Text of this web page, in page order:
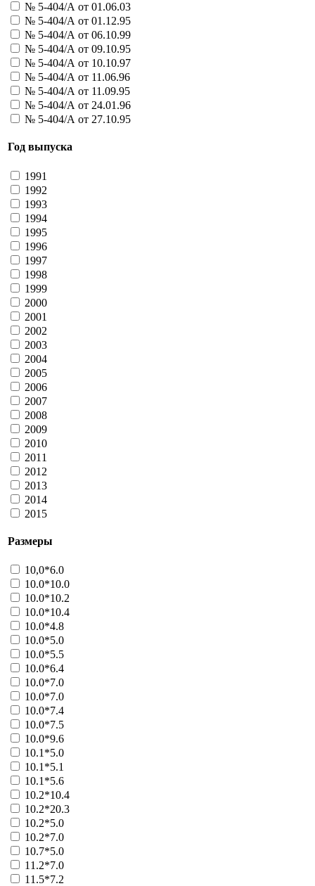
41093 - Монета (золото)
41094 - Монета (бронза)
41096 - Монета (серебро)
41121 - Марка
41133 - Русская рулетка
Больше
Российские лотереи ОАО
21005 - Удачный бросок
31005 - Королевский спринт
31006 - Королевский спринт
Больше
РОСТО (ДОСААФ)
Серебряный Век
СМФ детских организаций
Союз журналистов России
Спортивные лотереи ОАО
51002 - Веселые старты
Больше
СпринтБет ООО
41109 - Золотой счет
41110 - Кубок сезона
41111 - Суперкубок
41112 - Золотой мяч
Больше
Столичный лотерейный дом
41051 - лотерея Твой дом
Больше
ТПК ЗАО
41061 - Игра по-крупному
Больше
Федерация тенниса СНГ
Больше
Феникс ЦЛА
41033 - Лотошка+
41124 - Дубль
41082 - Три семерки блиц
фонд Знание
21082 - Созвездия
Больше
№ 5-404/А от 01.06.03
№ 5-404/А от 01.12.95
№ 5-404/А от 06.10.99
№ 5-404/А от 09.10.95
№ 5-404/А от 10.10.97
№ 5-404/А от 11.06.96
№ 5-404/А от 11.09.95
№ 5-404/А от 24.01.96
№ 5-404/А от 27.10.95
Год выпуска
1991
1992
1993
1994
1995
1996
1997
1998
1999
2000
2001
2002
2003
2004
2005
2006
2007
2008
2009
2010
2011
2012
2013
2014
2015
Размеры
10,0*6.0
10.0*10.0
10.0*10.2
10.0*10.4
10.0*4.8
10.0*5.0
10.0*5.5
10.0*6.4
10.0*7.0
10.0*7.0
10.0*7.4
10.0*7.5
10.0*9.6
10.1*5.0
10.1*5.1
10.1*5.6
10.2*10.4
10.2*20.3
10.2*5.0
10.2*7.0
10.7*5.0
11.2*7.0
11.5*7.2